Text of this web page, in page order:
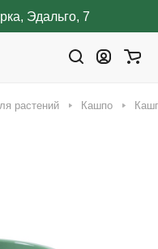
Эдальго, 7
растений Кашпо